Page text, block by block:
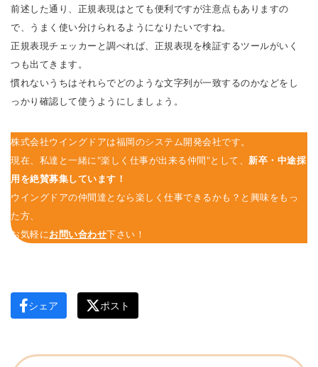
前述した通り、正規表現はとても便利ですが注意点もありますの
で、うまく使い分けられるようになりたいですね。
正規表現チェッカーと調べれば、正規表現を検証するツールがいく
つも出てきます。
慣れないうちはそれらでどのような文字列が一致するのかなどをし
っかり確認して使うようにしましょう。
株式会社ウイングドアは福岡のシステム開発会社です。
現在、私達と一緒に"楽しく仕事が出来る仲間"として、 新卒・中途採
用を絶賛募集しています！
ウイングドアの仲間達となら楽しく仕事できるかも？と興味をもっ
た方、
お気軽にお問い合わせ下さい！
シェア ポスト